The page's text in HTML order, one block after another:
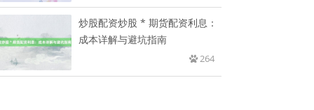
炒股配资炒股 * 期货配资利息：
成本详解与避坑指南
264